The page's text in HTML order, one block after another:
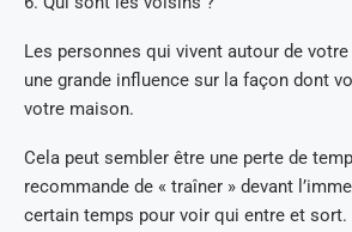
Les personnes qui vivent autour de
une grande influence sur la façon dont
votre maison.
Cela peut sembler être une perte de
recommande de « traîner » devant
certain temps pour voir qui entre et sort.